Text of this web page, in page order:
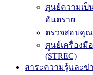
ศูนย์ความเป็
อันตราย
ตรวจสอบคุ
ศูนย์เครื่องมื
(STREC)
สาระความรู้และข่